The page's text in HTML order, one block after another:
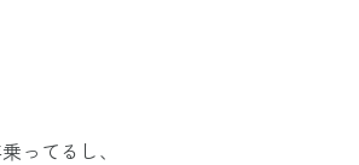
ってるし、